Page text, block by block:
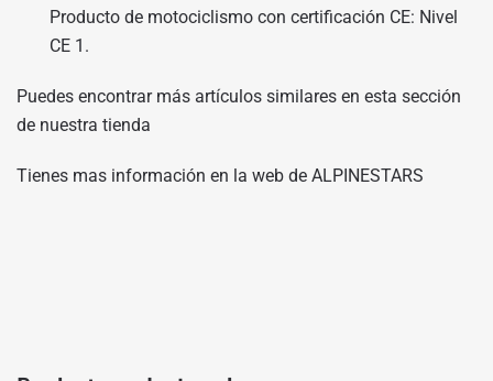
Producto de motociclismo con certificación CE: Nivel
CE 1.
Puedes encontrar más artículos similares en esta sección
de nuestra tienda
Tienes mas información en la web de ALPINESTARS